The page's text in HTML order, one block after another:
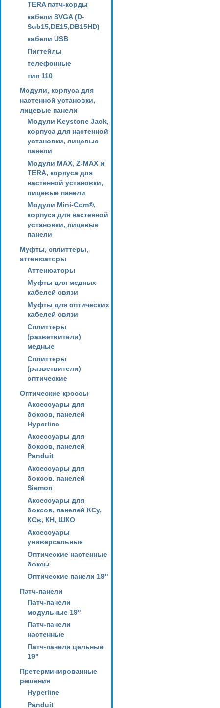
TERA патч-корды
кабели SVGA (D-
Sub15,DE15,DB15HD)
кабели USB
Пигтейлы
телефонные
тип 110
Модули, корпуса для
настенной установки,
лицевые панели
Модули Keystone Jack,
корпуса для настенной
установки, лицевые
панели
Модули MAX, Z-MAX и
TERA, корпуса для
настенной установки,
лицевые панели
Модули Mini-Com®,
корпуса для настенной
установки, лицевые
панели
Муфты, сплиттеры,
аттенюаторы
Аттенюаторы
Муфты для медных
кабелей связи
Муфты для оптических
кабелей связи
Сплиттеры
(разветвители)
медные
Сплиттеры
(разветвители)
оптические
Оптические кроссы
Аксессуары для
боксов, панелей
Hyperline
Аксессуары для
боксов, панелей
Panduit
Аксессуары для
боксов, панелей
Siemon
Аксессуары для
боксов, панелей КСу,
КСв, КН, ШКО
Аксессуары
универсальные
Оптические настенные
боксы
Оптические панели 19"
Патч-панели
Патч-панели
модульные 19"
Патч-панели
настенные
Патч-панели цельные
19"
Претерминированные
решения
Hyperline
Panduit